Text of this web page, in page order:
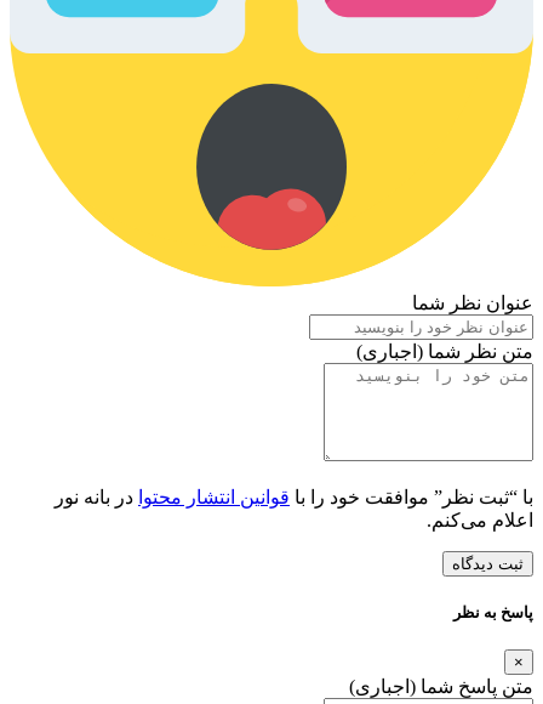
عنوان نظر شما
متن نظر شما (اجباری)
با “ثبت نظر” موافقت خود را با قوانین انتشار محتوا در بانه نور
اعلام می‌کنم.
ثبت دیدگاه
پاسخ به نظر
×
متن پاسخ شما (اجباری)